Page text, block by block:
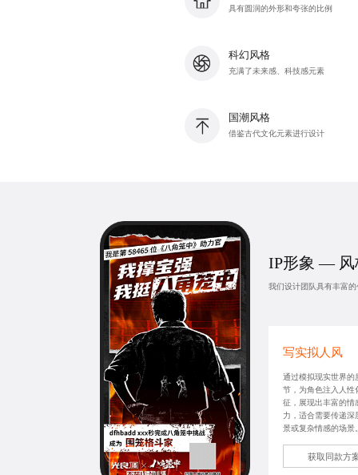
具有圆润的外形和夸张的比例
科幻风格
充满了未来感、科技感元素
国潮风格
借鉴古代文化元素进行设计
IP形象 — 风
我们设计团队具有丰富
写实拟人风
通过模拟现实世界的
节，为角色注入人性
征，展现出丰富的情
力，适合需要传递深
景或复杂情感的场景
获取同款方